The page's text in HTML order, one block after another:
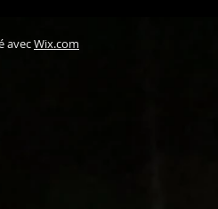
avecWix.com